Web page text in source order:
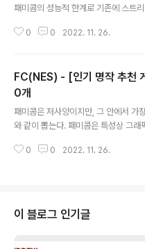
패미콤의 성능적 한계로 기존에 스트
리고 다른 패미콤 격투 게임과 다르게
0 0 2022. 11. 26.
FC(NES) - [인기 명작 추천
0개
패미콤은 저사양이지만, 그 안에서 가
와 같이 뽑는다. 패미콤은 특성상 그래
라보았다. 1. 마이티 파이널 파이트
만 asecurity.dev 2. 별의 카비 - 꿈의
의 카비 - 꿈의 샘 이야기 : Hoshi no
0 0 2022. 11. 26.
이 블로그 인기글